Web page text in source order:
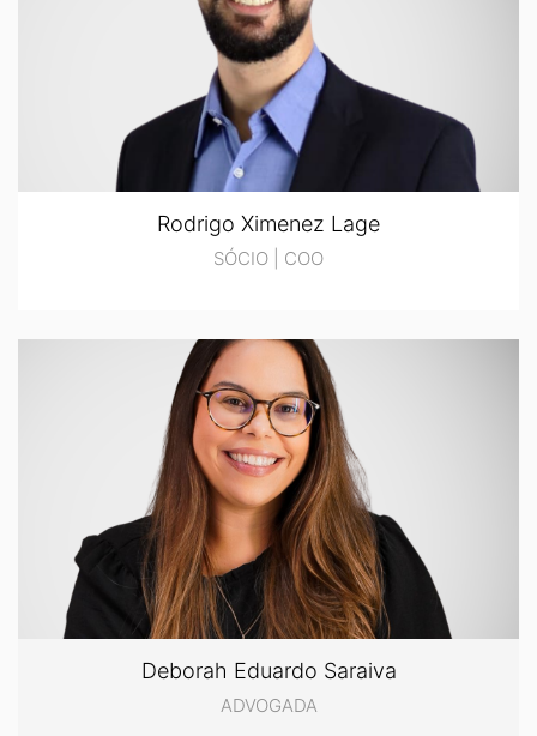
Rodrigo Ximenez Lage
SÓCIO | COO
Deborah Eduardo Saraiva
ADVOGADA